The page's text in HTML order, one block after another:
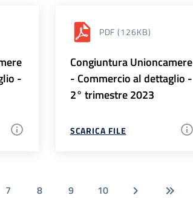
-
PDF (126KB)
Congiuntura Unioncamere
- Commercio al dettaglio -
2° trimestre 2023
SCARICA FILE
7 8 9 10